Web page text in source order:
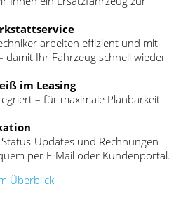
arbeiten effizient und mit
damit Ihr Fahrzeug schnell wieder
im Leasing
– für maximale Planbarkeit
Updates und Rechnungen –
per E-Mail oder Kundenportal.
Überblick